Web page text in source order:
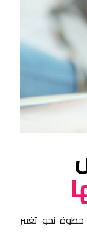
نحو تغيير